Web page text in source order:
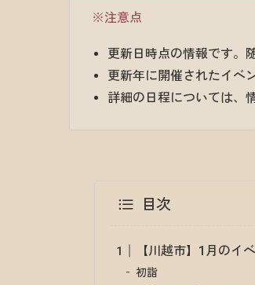
※注意点
更新日時点の情報です。
更新年に開催されたイベ
詳細の日程については、
目次
【川越市】1月のイ
初詣